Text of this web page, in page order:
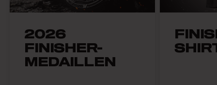
2026
FINISHER-
MEDAILLEN